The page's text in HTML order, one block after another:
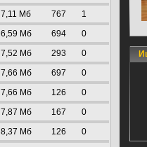
7,11 Mб 767 1
6,59 Mб 694 0
7,52 Mб 293 0
7,66 Mб 697 0
7,66 Mб 126 0
7,87 Mб 167 0
8,37 Mб 126 0